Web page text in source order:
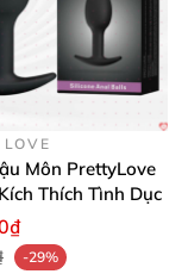
LOVE
Môn PrettyLove
Thích Tình Dục
-29%